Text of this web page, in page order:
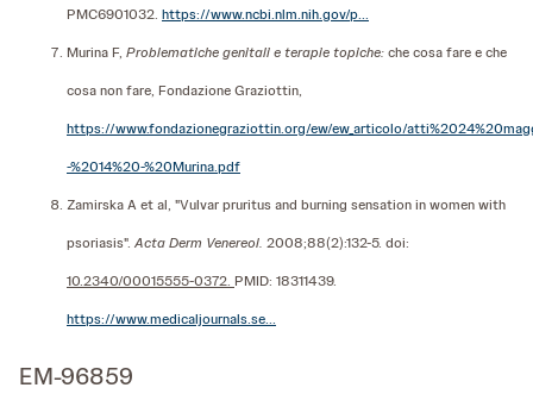
PMC6901032. https://www.ncbi.nlm.nih.gov/p...
Murina F, Problematiche genitali e terapie topiche:che cosa fare e che
cosa non fare, Fondazione Graziottin,
https://www.fondazionegraziottin.org/ew/ew_articolo/
-%2014%20-%20Murina.pdf
Zamirska A et al, "Vulvar pruritus and burning sensation in women with
psoriasis". Acta Derm Venereol. 2008;88(2):132-5. doi:
10.2340/00015555-0372. PMID: 18311439.
https://www.medicaljournals.se...
EM-96859